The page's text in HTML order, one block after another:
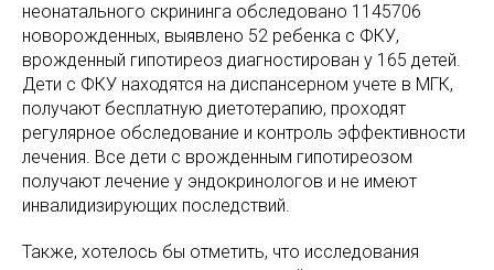
неонатального скрининга обследовано 1145706
новорожденных, выявлено 52 ребенка с ФКУ,
врожденный гипотиреоз диагностирован у 165 детей.
Дети с ФКУ находятся на диспансерном учете в МГК,
получают бесплатную диетотерапию, проходят
регулярное обследование и контроль эффективности
лечения. Все дети с врожденным гипотиреозом
получают лечение у эндокринологов и не имеют
инвалидизирующих последствий.
Также, хотелось бы отметить, что исследования